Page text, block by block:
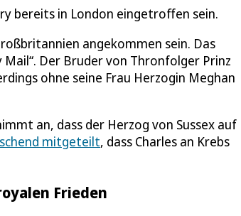
bereits in London eingetroffen sein.
angekommen sein. Das
Der Bruder von Thronfolger Prinz
ohne seine Frau Herzogin Meghan
an, dass der Herzog von Sussex auf
mitgeteilt, dass Charles an Krebs
Frieden